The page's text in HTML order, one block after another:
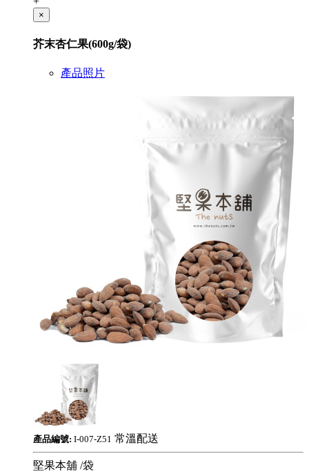
×
芥末杏仁果(600g/袋)
產品照片
產品編號: I-007-Z51 常溫配送
堅果本舖 /袋